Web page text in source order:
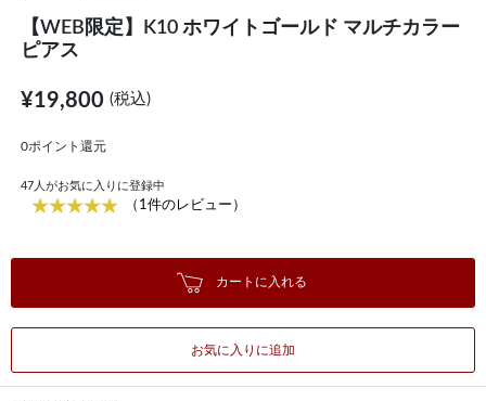
【WEB限定】K10 ホワイトゴールド マルチカラー
ピアス
¥19,800(税込)
0ポイント還元
47 人がお気に入りに登録中
（1件のレビュー）
カートに入れる
お気に入りに追加